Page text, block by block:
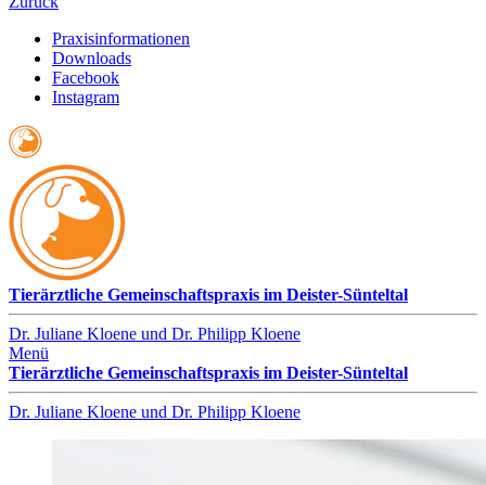
Praxisinformationen
Downloads
Facebook
Instagram
Tierärztliche Gemeinschaftspraxis im Deister-Sünteltal
Dr. Juliane Kloene und Dr. Philipp Kloene
Menü
Tierärztliche Gemeinschaftspraxis im Deister-Sünteltal
Dr. Juliane Kloene und Dr. Philipp Kloene